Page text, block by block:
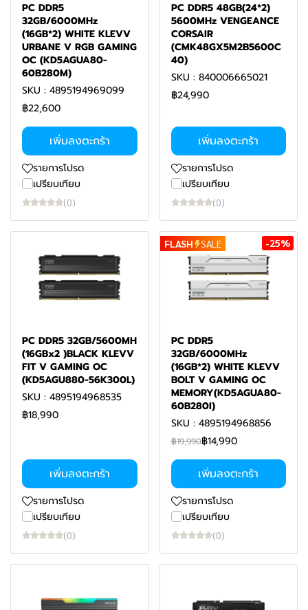
PC DDR5
32GB/6000MHz
(16GB*2) WHITE KLEVV
URBANE V RGB GAMING
OC (KD5AGUA80-
60B280M)
SKU : 4895194969099
฿22,600
เพิ่มลงตะกร้า
รายการโปรด
เปรียบเทียบ
(0)
PC DDR5 48GB(24*2)
5600MHz VENGEANCE
CORSAIR
(CMK48GX5M2B5600C
40)
SKU : 840006665021
฿24,990
เพิ่มลงตะกร้า
รายการโปรด
เปรียบเทียบ
(0)
PC DDR5 32GB/5600MH
(16GBx2 )BLACK KLEVV
FIT V GAMING OC
(KD5AGU880-56K300L)
SKU : 4895194968535
฿18,990
เพิ่มลงตะกร้า
รายการโปรด
เปรียบเทียบ
(0)
FLASH SALE -25%
PC DDR5
32GB/6000MHz
(16GB*2) WHITE KLEVV
BOLT V GAMING OC
MEMORY(KD5AGUA80-
60B280I)
SKU : 4895194968856
฿19,990฿14,990
เพิ่มลงตะกร้า
รายการโปรด
เปรียบเทียบ
(0)